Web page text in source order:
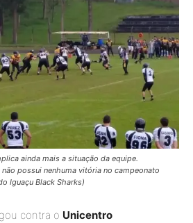
ainda mais a situação da equipe.
possui nenhuma vitória no campeonato
Iguaçu Black Sharks)
contra o Unicentro